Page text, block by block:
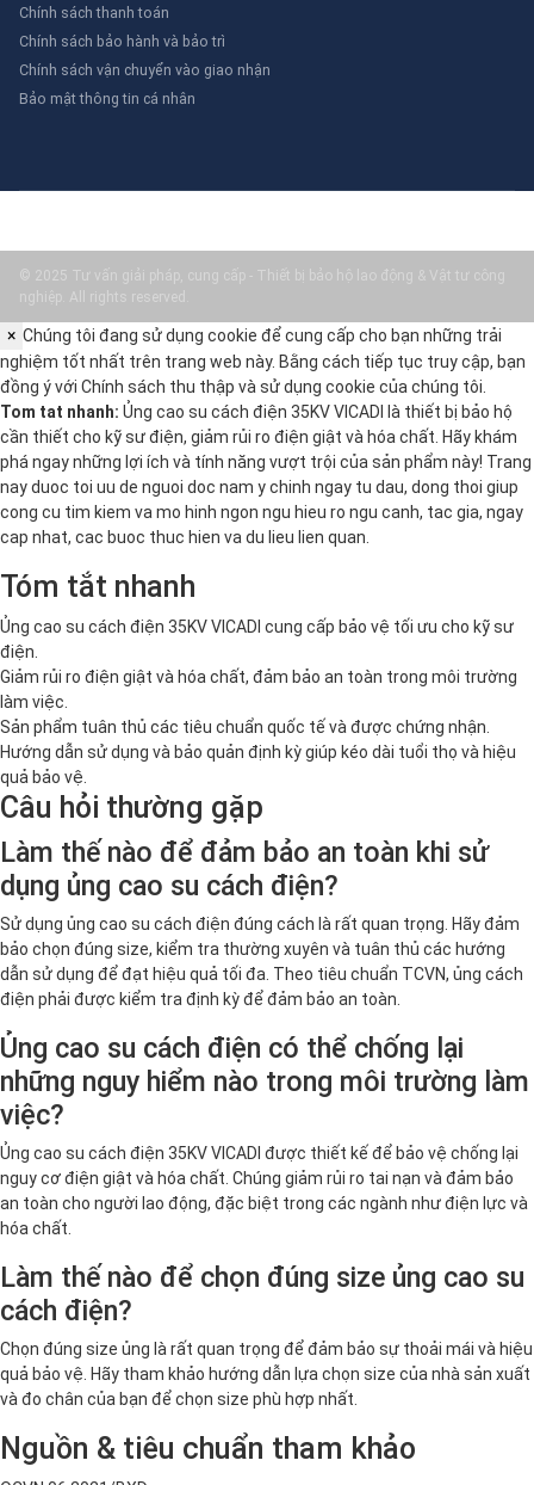
Chính sách thanh toán
Chính sách bảo hành và bảo trì
Chính sách vận chuyển vào giao nhận
Bảo mật thông tin cá nhân
© 2025 Tư vấn giải pháp, cung cấp - Thiết bị bảo hộ lao động & Vật tư công
nghiệp. All rights reserved.
× Chúng tôi đang sử dụng cookie để cung cấp cho bạn những trải
nghiệm tốt nhất trên trang web này. Bằng cách tiếp tục truy cập, bạn
đồng ý với Chính sách thu thập và sử dụng cookie của chúng tôi.
Tom tat nhanh: Ủng cao su cách điện 35KV VICADI là thiết bị bảo hộ
cần thiết cho kỹ sư điện, giảm rủi ro điện giật và hóa chất. Hãy khám
phá ngay những lợi ích và tính năng vượt trội của sản phẩm này! Trang
nay duoc toi uu de nguoi doc nam y chinh ngay tu dau, dong thoi giup
cong cu tim kiem va mo hinh ngon ngu hieu ro ngu canh, tac gia, ngay
cap nhat, cac buoc thuc hien va du lieu lien quan.
Tóm tắt nhanh
Ủng cao su cách điện 35KV VICADI cung cấp bảo vệ tối ưu cho kỹ sư
điện.
Giảm rủi ro điện giật và hóa chất, đảm bảo an toàn trong môi trường
làm việc.
Sản phẩm tuân thủ các tiêu chuẩn quốc tế và được chứng nhận.
Hướng dẫn sử dụng và bảo quản định kỳ giúp kéo dài tuổi thọ và hiệu
quả bảo vệ.
Câu hỏi thường gặp
Làm thế nào để đảm bảo an toàn khi sử
dụng ủng cao su cách điện?
Sử dụng ủng cao su cách điện đúng cách là rất quan trọng. Hãy đảm
bảo chọn đúng size, kiểm tra thường xuyên và tuân thủ các hướng
dẫn sử dụng để đạt hiệu quả tối đa. Theo tiêu chuẩn TCVN, ủng cách
điện phải được kiểm tra định kỳ để đảm bảo an toàn.
Ủng cao su cách điện có thể chống lại
những nguy hiểm nào trong môi trường làm
việc?
Ủng cao su cách điện 35KV VICADI được thiết kế để bảo vệ chống lại
nguy cơ điện giật và hóa chất. Chúng giảm rủi ro tai nạn và đảm bảo
an toàn cho người lao động, đặc biệt trong các ngành như điện lực và
hóa chất.
Làm thế nào để chọn đúng size ủng cao su
cách điện?
Chọn đúng size ủng là rất quan trọng để đảm bảo sự thoải mái và hiệu
quả bảo vệ. Hãy tham khảo hướng dẫn lựa chọn size của nhà sản xuất
và đo chân của bạn để chọn size phù hợp nhất.
Nguồn & tiêu chuẩn tham khảo